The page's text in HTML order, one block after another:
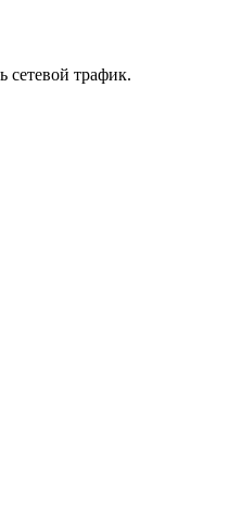
сетевой трафик.